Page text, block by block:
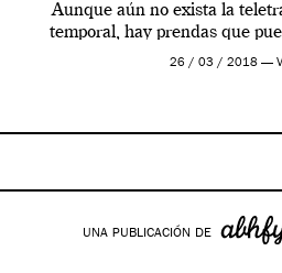
Aunque aún no exista la
temporal, hay prendas que
otra época. Es el
26 / 03 / 2018 —
UNA PUBLICACIÓN DE